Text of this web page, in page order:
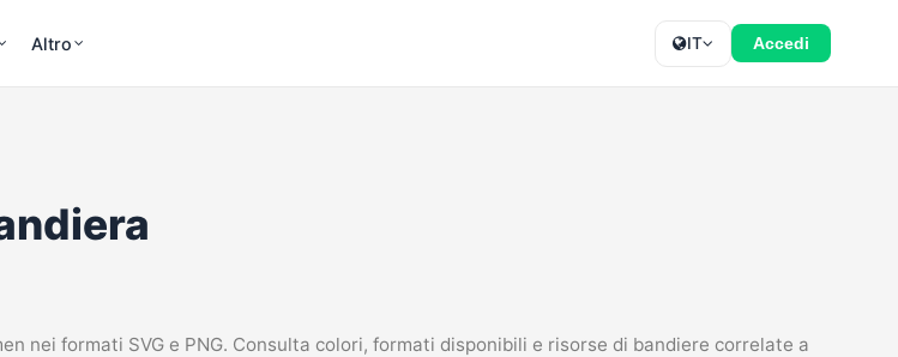
Altro IT Accedi
nei formati SVG e PNG. Consulta colori, formati disponibili e risorse di bandiere correlate a